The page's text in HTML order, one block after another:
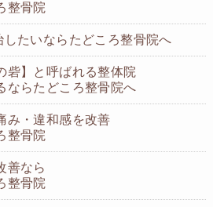
整骨院
たいならたどころ整骨院へ
砦】と呼ばれる整体院
ならたどころ整骨院へ
み・違和感を改善
整骨院
善なら
整骨院